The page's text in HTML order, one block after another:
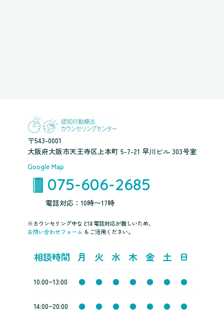
〒543-0001
大阪府大阪市天王寺区上本町 5-7-21 早川ビル 303号室
Google Map
075-606-2685
電話対応：10時〜17時
※カウンセリング中などは電話対応が難しいため、
お問い合わせフォーム もご活用ください。
相談時間 月 火 水 木 金 土 日
10:00~13:00 ● ● ● ● ● ● ●
14:00~20:00 ● ● ● ● ● ● ●